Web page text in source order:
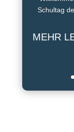
Schultag
MEHR